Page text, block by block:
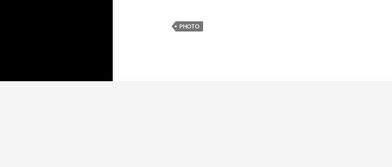
PHOTO